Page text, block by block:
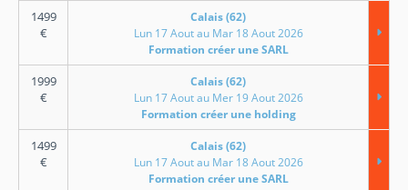
1499
€
Calais (62)
Lun 17 Aout au Mar 18 Aout 2026
Formation créer une SARL
1999
€
Calais (62)
Lun 17 Aout au Mer 19 Aout 2026
Formation créer une holding
1499
€
Calais (62)
Lun 17 Aout au Mar 18 Aout 2026
Formation créer une SARL